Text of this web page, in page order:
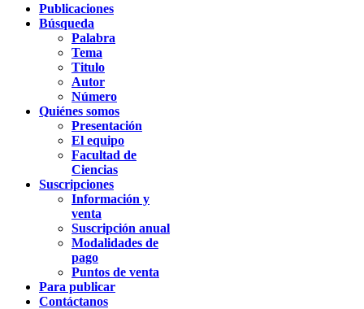
Publicaciones
Búsqueda
Palabra
Tema
Titulo
Autor
Número
Quiénes somos
Presentación
El equipo
Facultad de
Ciencias
Suscripciones
Información y
venta
Suscripción anual
Modalidades de
pago
Puntos de venta
Para publicar
Contáctanos